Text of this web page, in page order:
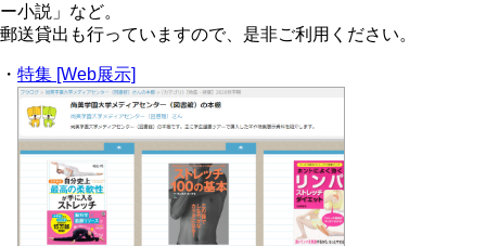
ー小説」など。
郵送貸出も行っていますので、是非ご利用ください。
・ 特集 [Web展示]